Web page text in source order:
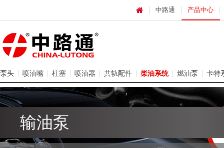
输油泵
中路通 产品中心
泵头 喷油嘴 柱塞 喷油器 共轨配件 柴油系统 燃油泵 卡特